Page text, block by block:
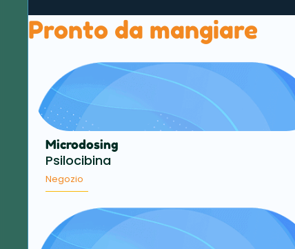
Pronto da mangiare
Microdosing
Psilocibina
Negozio